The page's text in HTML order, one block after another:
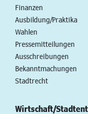
Finanzen
Ausbildung/Praktika
Wahlen
Pressemitteilungen
Ausschreibungen
Bekanntmachungen
Stadtrecht
Wirtschaft/